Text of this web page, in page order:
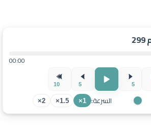
00:00
5
5
10
السرعة: 1×
1.5×
2×